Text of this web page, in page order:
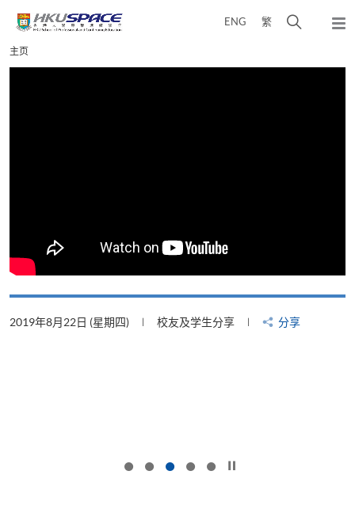
content
ENG 繁
弹
Main
content
主页
2019年8月22日 (星期四) 校友及学生分享 分享